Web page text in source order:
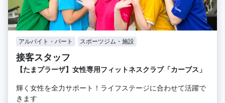
アルバイト・パート スポーツジム・施設
接客スタッフ
【たまプラーザ】女性専用フィットネスクラブ「カーブス」
輝く女性を全力サポート！ライフステージに合わせて活躍で
きます